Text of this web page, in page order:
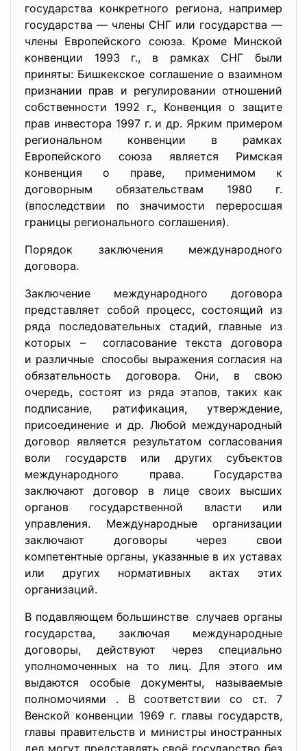
государства конкретного региона, например
государства — члены СНГ или государства —
члены Европейского союза. Кроме Минской
конвенции 1993 г., в рамках СНГ были
приняты: Бишкекское соглашение о взаимном
признании прав и регулировании отношений
собственности 1992 г., Конвенция о защите
прав инвестора 1997 г. и др. Ярким примером
региональном конвенции в рамках
Европейского союза является Римская
конвенция о праве, применимом к
договорным обязательствам 1980 г.
(впоследствии по значимости переросшая
границы регионального соглашения).
Порядок заключения международного
договора.
Заключение международного договора
представляет собой процесс, состоящий из
ряда последовательных стадий, главные из
которых – согласование текста договора
и различные способы выражения согласия на
обязательность договора. Они, в свою
очередь, состоят из ряда этапов, таких как
подписание, ратификация, утверждение,
присоединение и др. Любой международный
договор является результатом согласования
воли государств или других субъектов
международного права. Государства
заключают договор в лице своих высших
органов государственной власти или
управления. Международные организации
заключают договоры через свои
компетентные органы, указанные в их уставах
или других нормативных актах этих
организаций.
В подавляющем большинстве случаев органы
государства, заключая международные
договоры, действуют через специально
уполномоченных на то лиц. Для этого им
выдаются особые документы, называемые
полномочиями . В соответствии со ст. 7
Венской конвенции 1969 г. главы государств,
главы правительств и министры иностранных
дел могут представлять своё государство без